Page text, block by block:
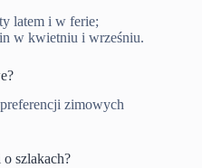
latem i w ferie;
w kwietniu i wrześniu.
preferencji zimowych
szlakach?